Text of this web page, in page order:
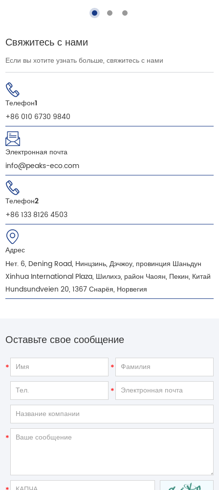
Свяжитесь с нами
Если вы хотите узнать больше, свяжитесь с нами
Телефон1
+86 010 6730 9840
Электронная почта
info@peaks-eco.com
Телефон2
+86 133 8126 4503
Адрес
Нет. 6, Dening Road, Нинцзинь, Дэчжоу, провинция Шаньдун
Xinhua International Plaza, Шилихэ, район Чаоян, Пекин, Китай
Hundsundveien 20, 1367 Снарёя, Норвегия
Оставьте свое сообщение